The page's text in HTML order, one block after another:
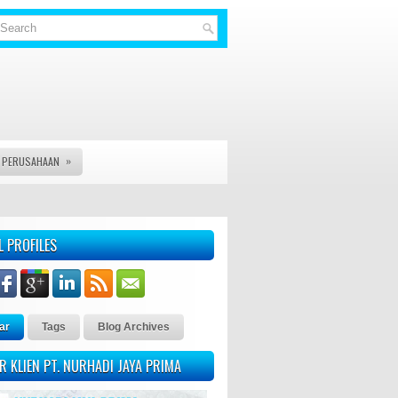
»
DOCUMENT LAINYA - KAMI PT. NURHADI JAYA PRIMA
PROFILES
Tags Blog Archives
KLIEN PT. NURHADI JAYA PRIMA